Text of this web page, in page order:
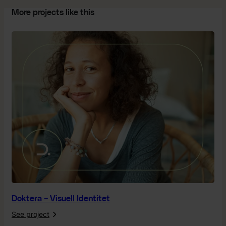
More projects like this
Doktera – Visuell Identitet
See project
: